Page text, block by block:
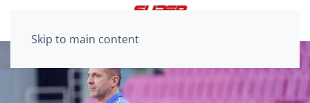
Skip to main content